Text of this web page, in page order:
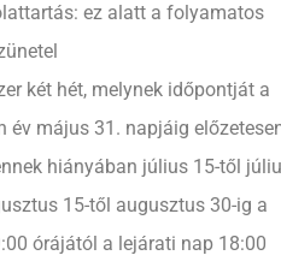
ez alatt a folyamatos
két hét, melynek időpontját a
év május 31. napjáig
hiányában július 15-től
15-től augusztus 30-ig a
órájától a lejárati nap 18:00